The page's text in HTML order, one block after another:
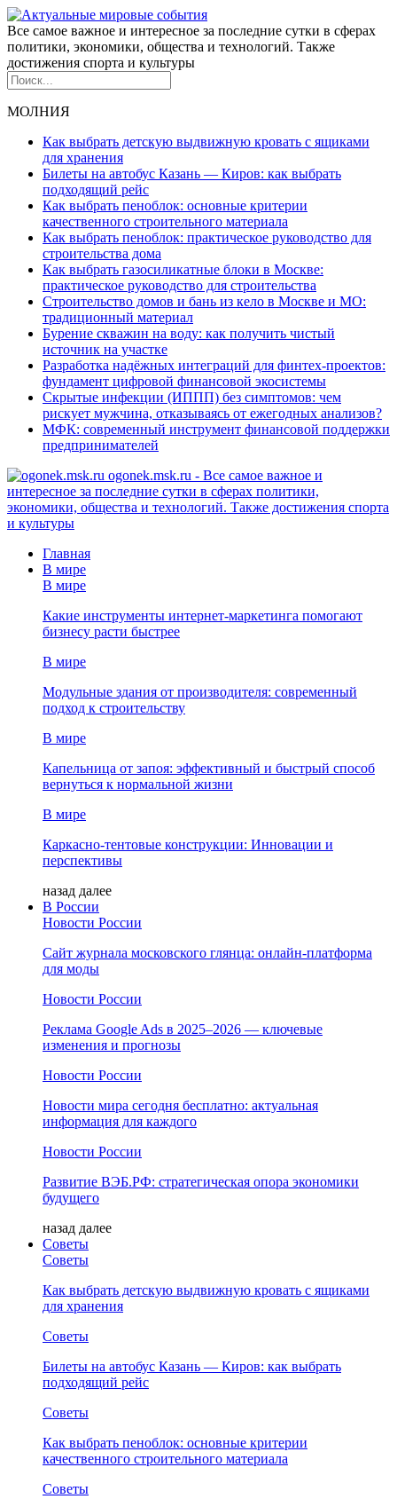
Все самое важное и интересное за последние сутки в сферах
политики, экономики, общества и технологий. Также
достижения спорта и культуры
МОЛНИЯ
Как выбрать детскую выдвижную кровать с ящиками
для хранения
Билеты на автобус Казань — Киров: как выбрать
подходящий рейс
Как выбрать пеноблок: основные критерии
качественного строительного материала
Как выбрать пеноблок: практическое руководство для
строительства дома
Как выбрать газосиликатные блоки в Москве:
практическое руководство для строительства
Строительство домов и бань из кело в Москве и МО:
традиционный материал
Бурение скважин на воду: как получить чистый
источник на участке
Разработка надёжных интеграций для финтех-проектов:
фундамент цифровой финансовой экосистемы
Скрытые инфекции (ИППП) без симптомов: чем
рискует мужчина, отказываясь от ежегодных анализов?
МФК: современный инструмент финансовой поддержки
предпринимателей
ogonek.msk.ru - Все самое важное и
интересное за последние сутки в сферах политики,
экономики, общества и технологий. Также достижения спорта
и культуры
Главная
В мире
В мире
Какие инструменты интернет-маркетинга помогают
бизнесу расти быстрее
В мире
Модульные здания от производителя: современный
подход к строительству
В мире
Капельница от запоя: эффективный и быстрый способ
вернуться к нормальной жизни
В мире
Каркасно-тентовые конструкции: Инновации и
перспективы
назад далее
В России
Новости России
Сайт журнала московского глянца: онлайн‑платформа
для моды
Новости России
Реклама Google Ads в 2025–2026 — ключевые
изменения и прогнозы
Новости России
Новости мира сегодня бесплатно: актуальная
информация для каждого
Новости России
Развитие ВЭБ.РФ: стратегическая опора экономики
будущего
назад далее
Советы
Советы
Как выбрать детскую выдвижную кровать с ящиками
для хранения
Советы
Билеты на автобус Казань — Киров: как выбрать
подходящий рейс
Советы
Как выбрать пеноблок: основные критерии
качественного строительного материала
Советы